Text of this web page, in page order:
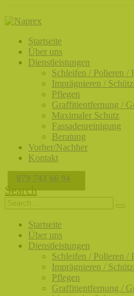
Startseite
Über uns
Dienstleistungen
Schleifen / Polieren /
Imprägnieren /
Pflegen
Graffitientfernung /
Maximaler Schutz
Fassadenreinigung
Beratung
Vorher/Nachher
Kontakt
079 743 66 94
Search
Startseite
Über uns
Dienstleistungen
Schleifen / Polieren /
Imprägnieren /
Pflegen
Graffitientfernung /